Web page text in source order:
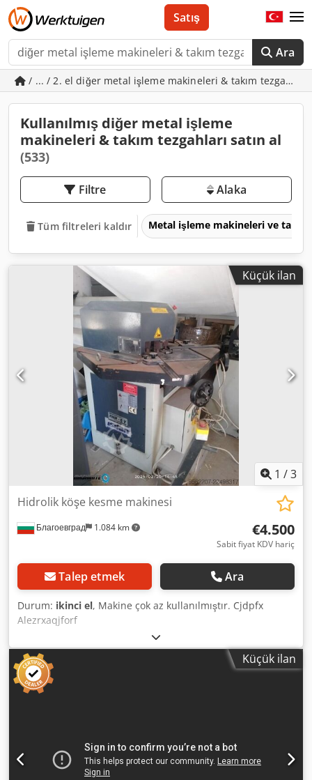
Ara
Satış
/ ... / 2. el diğer metal işleme makineleri & takım tezgahları
Kullanılmış diğer metal işleme
makineleri & takım tezgahları satın al
(533)
Filtre Alaka
Tüm filtreleri kaldır Metal işleme makineleri ve
Küçük ilan
1 /3
Благоевград 1.084 km
Hidrolik köşe kesme makinesi
€4.500
Sabit fiyat KDV hariç
Talep etmek Ara
Durum: ikinci el, Makine çok az kullanılmıştır. Cjdpfx
Alezrxaqjforf
Küçük ilan